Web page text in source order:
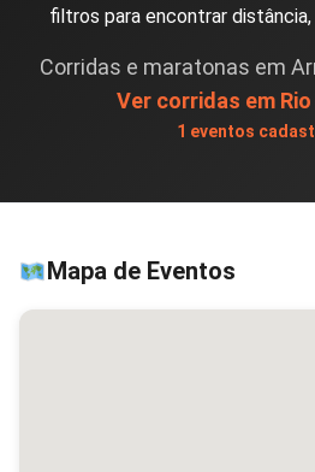
filtros para encontrar
Corridas e maratonas em
Ver corridas em
1 eventos
Mapa de Eventos